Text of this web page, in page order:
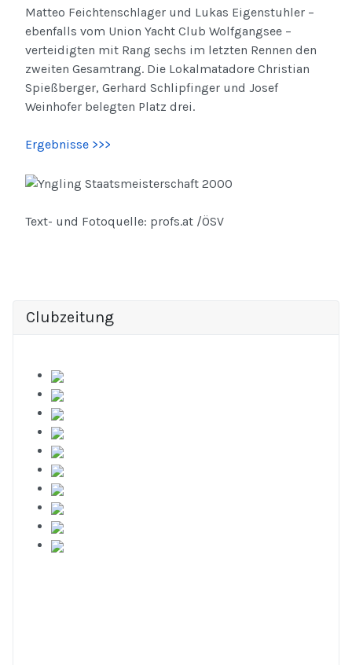
Matteo Feichtenschlager und Lukas Eigenstuhler –
ebenfalls vom Union Yacht Club Wolfgangsee –
verteidigten mit Rang sechs im letzten Rennen den
zweiten Gesamtrang. Die Lokalmatadore Christian
Spießberger, Gerhard Schlipfinger und Josef
Weinhofer belegten Platz drei.
Ergebnisse >>>
Text- und Fotoquelle: profs.at /ÖSV
Clubzeitung